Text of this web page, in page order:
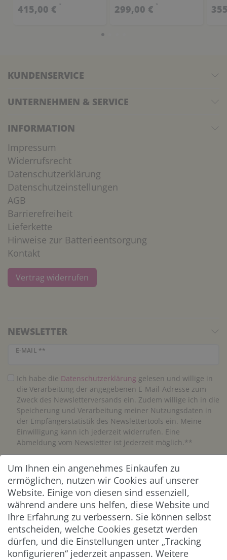
415,00 € * 299,00 € *
KUNDENSERVICE
UNTERNEHMEN & SERVICE
INFORMATION
Impressum
Widerrufsrecht
Datenschutzerklärung
Datenschutzeinstellungen
AGB
Barrierefreiheit
Lieferkette
Hinweise zur Batterieentsorgung
Kontakt
Vertrag widerrufen
NEWSLETTER
E-MAIL **
Newsletter Honig
Ich habe die Daten­schutz­erklärung gelesen und willige in
die Verarbeitung der angegebenen E-Mail-Adresse zum
Zweck des Newsletterversands ein. Zudem willige ich in die
Speicherung und Verarbeitung meiner Nutzungsdaten in
der Empfängerstatistik des Newslettertools ein. Meine
Einwilligung kann ich jederzeit widerrufen. Eine
Abmeldung vom Newsletter ist jederzeit möglich.**
Abonnieren
** Hierbei handelt es sich um ein Pflichtfeld.
ZAHLUNG & VERSAND
Um Ihnen ein angenehmes Einkaufen zu
ermöglichen, nutzen wir Cookies auf unserer
Website. Einige von diesen sind essenziell,
während andere uns helfen, diese Website und
Ihre Erfahrung zu verbessern. Sie können selbst
entscheiden, welche Cookies gesetzt werden
dürfen, und die Einstellungen unter „Tracking
konfigurieren“ jederzeit anpassen. Weitere